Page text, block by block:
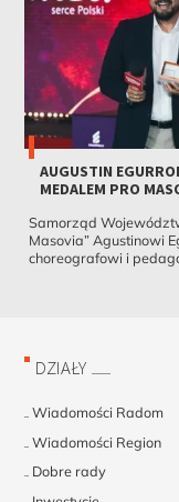
AUGUSTIN
MEDALEM PRO
Samorząd
Masovia” Agustinowi
choreografowi i
DZIAŁY
Wiadomości Radom
Wiadomości Region
Dobre rady